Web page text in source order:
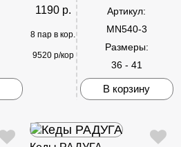
1190 р.
8 пар в кор.
9520 р/кор
Артикул:
MN540-3
Размеры:
36 - 41
В корзину